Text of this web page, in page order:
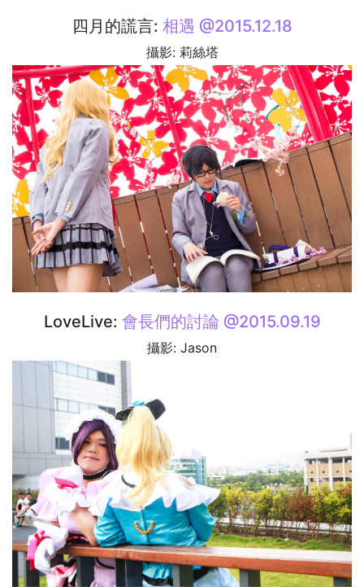
四月的謊言: 相遇 @2015.12.18
攝影: 莉絲塔
LoveLive: 會長們的討論 @2015.09.19
攝影: Jason